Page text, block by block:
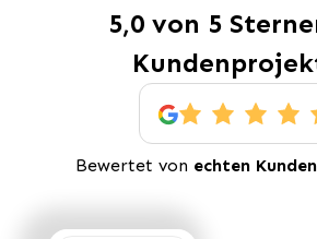
5,0 von 5
Bewertet von echten